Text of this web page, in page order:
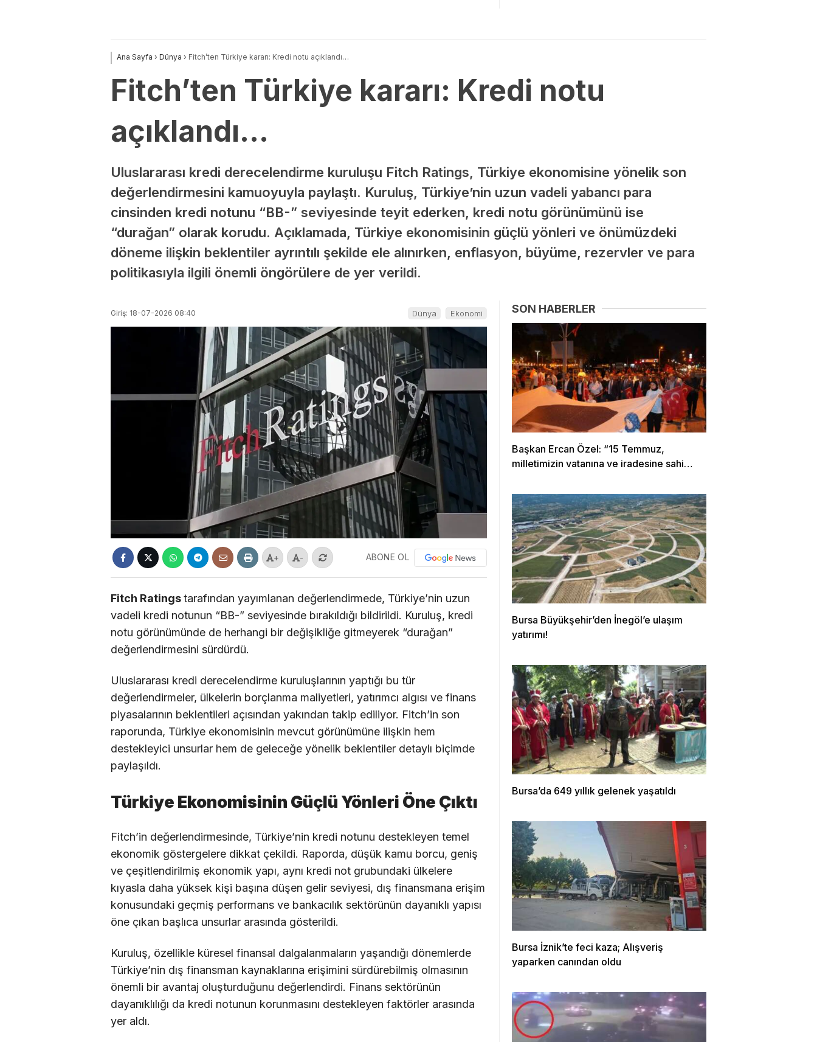
Ana Sayfa › Dünya › Fitch’ten Türkiye kararı: Kredi notu açıklandı…
Fitch’ten Türkiye kararı: Kredi notu
açıklandı…
Uluslararası kredi derecelendirme kuruluşu Fitch Ratings, Türkiye ekonomisine yönelik son
değerlendirmesini kamuoyuyla paylaştı. Kuruluş, Türkiye’nin uzun vadeli yabancı para
cinsinden kredi notunu “BB-” seviyesinde teyit ederken, kredi notu görünümünü ise
“durağan” olarak korudu. Açıklamada, Türkiye ekonomisinin güçlü yönleri ve önümüzdeki
döneme ilişkin beklentiler ayrıntılı şekilde ele alınırken, enflasyon, büyüme, rezervler ve para
politikasıyla ilgili önemli öngörülere de yer verildi.
Giriş: 18-07-2026 08:40 Dünya Ekonomi
+ - ABONE OL
Fitch Ratingstarafından yayımlanan değerlendirmede, Türkiye’nin uzun
vadeli kredi notunun “BB-” seviyesinde bırakıldığı bildirildi. Kuruluş, kredi
notu görünümünde de herhangi bir değişikliğe gitmeyerek “durağan”
değerlendirmesini sürdürdü.
Uluslararası kredi derecelendirme kuruluşlarının yaptığı bu tür
değerlendirmeler, ülkelerin borçlanma maliyetleri, yatırımcı algısı ve finans
piyasalarının beklentileri açısından yakından takip ediliyor. Fitch’in son
raporunda, Türkiye ekonomisinin mevcut görünümüne ilişkin hem
destekleyici unsurlar hem de geleceğe yönelik beklentiler detaylı biçimde
paylaşıldı.
Türkiye Ekonomisinin Güçlü Yönleri Öne Çıktı
Fitch’in değerlendirmesinde, Türkiye’nin kredi notunu destekleyen temel
ekonomik göstergelere dikkat çekildi. Raporda, düşük kamu borcu, geniş
ve çeşitlendirilmiş ekonomik yapı, aynı kredi not grubundaki ülkelere
kıyasla daha yüksek kişi başına düşen gelir seviyesi, dış finansmana erişim
konusundaki geçmiş performans ve bankacılık sektörünün dayanıklı yapısı
öne çıkan başlıca unsurlar arasında gösterildi.
Kuruluş, özellikle küresel finansal dalgalanmaların yaşandığı dönemlerde
Türkiye’nin dış finansman kaynaklarına erişimini sürdürebilmiş olmasının
önemli bir avantaj oluşturduğunu değerlendirdi. Finans sektörünün
dayanıklılığı da kredi notunun korunmasını destekleyen faktörler arasında
yer aldı.
SON HABERLER
Başkan Ercan Özel: “15 Temmuz,
milletimizin vatanına ve iradesine sahip
Bursa Büyükşehir’den İnegöl’e ulaşım
yatırımı!
Bursa’da 649 yıllık gelenek yaşatıldı
Bursa İznik’te feci kaza; Alışveriş
yaparken canından oldu